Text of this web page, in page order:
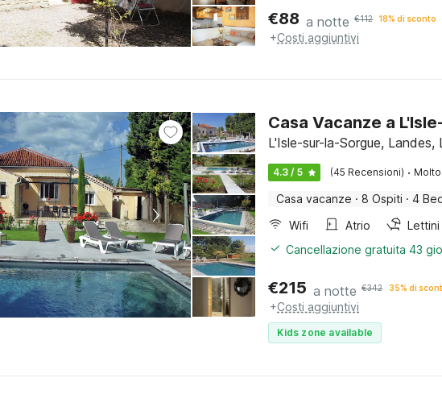
€88 a notte €112 18% di sconto
+Costi aggiuntivi
Casa Vacanze a
L'Isle-sur-la-Sorgue, Landes,
4.3 / 5 (45 Recensioni) ·
Casa vacanze · 8 Ospiti · 4
Wifi
Atrio
Cancellazione gratuita 43
€215 a notte €342 35% di
+Costi aggiuntivi
Kids zone available